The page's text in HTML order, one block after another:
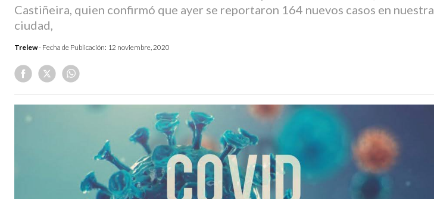
Castiñeira, quien confirmó que ayer se reportaron 164 nuevos casos en nuestra
ciudad,
Trelew- Fecha de Publicación: 12 noviembre, 2020